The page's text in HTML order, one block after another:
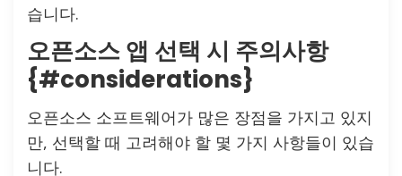
습니다.
오픈소스 앱 선택 시 주의사항
{#considerations}
오픈소스 소프트웨어가 많은 장점을 가지고 있지
만, 선택할 때 고려해야 할 몇 가지 사항들이 있습
니다.